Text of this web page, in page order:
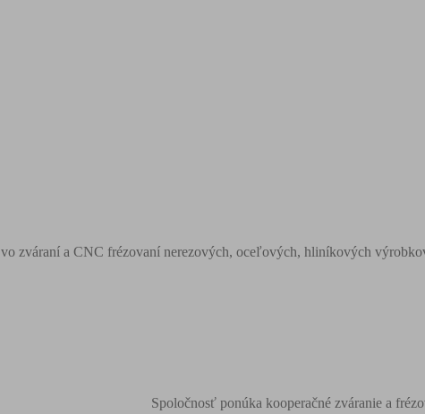
vo zváraní a CNC frézovaní nerezových, oceľových, hliníkových
Spoločnosť ponúka kooperačné zváranie a